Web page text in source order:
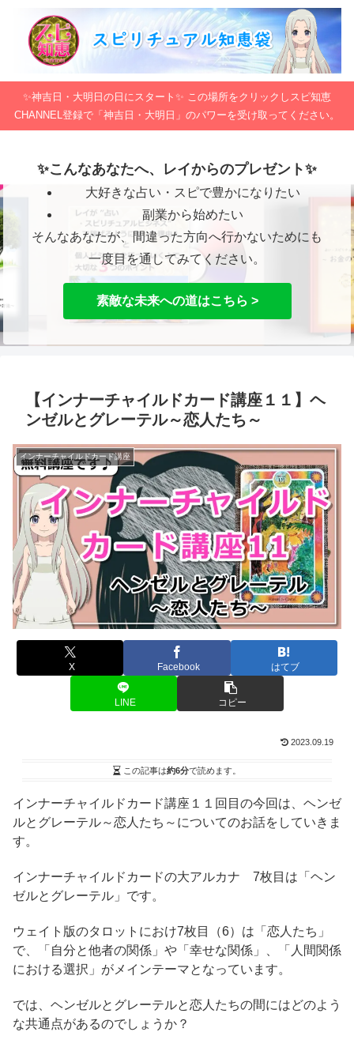
✨神吉日・大明日の日にスタート✨ この場所をクリックしスピ知恵
CHANNEL登録で「神吉日・大明日」のパワーを受け取ってください。
✨こんなあなたへ、レイからのプレゼント✨
大好きな占い・スピで豊かになりたい
副業から始めたい
そんなあなたが、間違った方向へ行かないためにも
一度目を通してみてください。
素敵な未来への道はこちら >
【インナーチャイルドカード講座１１】ヘ
ンゼルとグレーテル～恋人たち～
インナーチャイルドカード講座
X Facebook はてブ
LINE コピー
2023.09.19
この記事は約6分で読めます。
インナーチャイルドカード講座１１回目の今回は、ヘンゼ
ルとグレーテル～恋人たち～についてのお話をしていきま
す。
インナーチャイルドカードの大アルカナ 7枚目は「ヘン
ゼルとグレーテル」です。
ウェイト版のタロットにおけ7枚目（6）は「恋人たち」
で、「自分と他者の関係」や「幸せな関係」、「人間関係
における選択」がメインテーマとなっています。
では、ヘンゼルとグレーテルと恋人たちの間にはどのよう
な共通点があるのでしょうか？